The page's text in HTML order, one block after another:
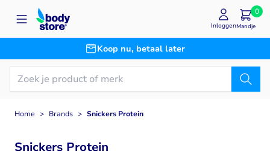
Ga naar de inhoud
Koop nu, betaal later
InloggenMandje
0
Home > Brands > Snickers Protein
Snickers Protein